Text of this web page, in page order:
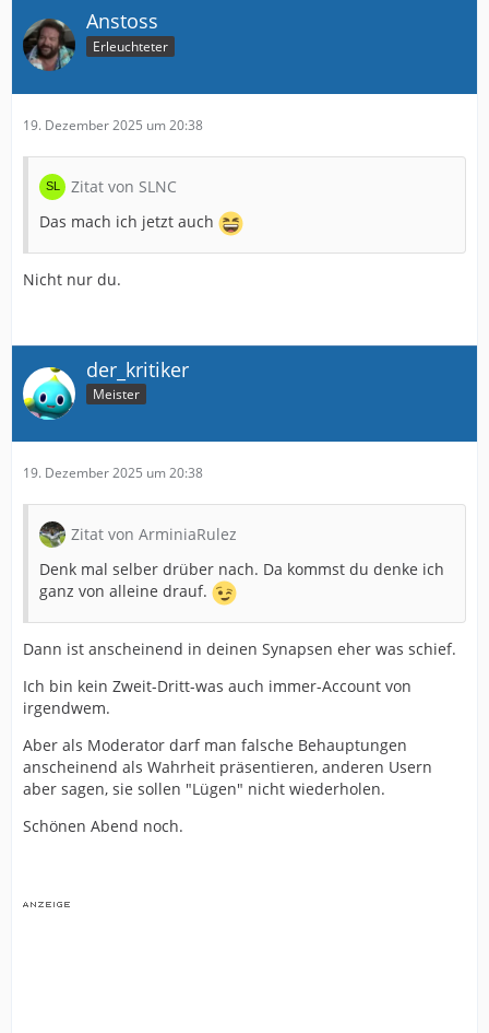
Anstoss
Erleuchteter
19. Dezember 2025 um 20:38
Zitat von SLNC
Das mach ich jetzt auch
Nicht nur du.
der_kritiker
Meister
19. Dezember 2025 um 20:38
Zitat von ArminiaRulez
Denk mal selber drüber nach. Da kommst du denke ich
ganz von alleine drauf.
Dann ist anscheinend in deinen Synapsen eher was schief.
Ich bin kein Zweit-Dritt-was auch immer-Account von
irgendwem.
Aber als Moderator darf man falsche Behauptungen
anscheinend als Wahrheit präsentieren, anderen Usern
aber sagen, sie sollen "Lügen" nicht wiederholen.
Schönen Abend noch.